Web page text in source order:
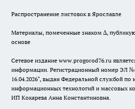
Распространение листовок в Ярославле
Материалы, помеченные знаком ∆,
основе
Сетевое издание www.progorod76.ru
информации. Регистрационный номер ЭЛ №
16.04.2026", выдан Федеральной службой по
информационных технологий и массовых
ИП Кокарева Анна Константиновна.